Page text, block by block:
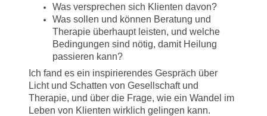
Was versprechen sich Klienten davon?
Was sollen und können Beratung und
Therapie überhaupt leisten, und welche
Bedingungen sind nötig, damit Heilung
passieren kann?
Ich fand es ein inspirierendes Gespräch über
Licht und Schatten von Gesellschaft und
Therapie, und über die Frage, wie ein Wandel im
Leben von Klienten wirklich gelingen kann.